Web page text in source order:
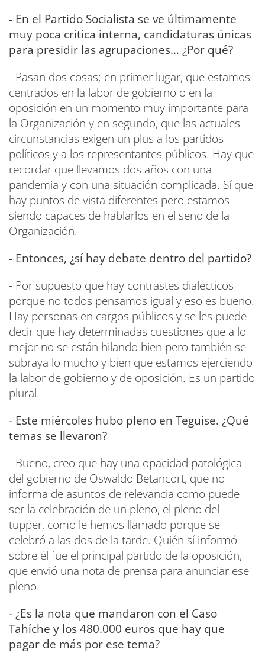
- En el Partido Socialista se ve últimamente
muy poca crítica interna, candidaturas únicas
para presidir las agrupaciones… ¿Por qué?
- Pasan dos cosas; en primer lugar, que estamos
centrados en la labor de gobierno o en la
oposición en un momento muy importante para
la Organización y en segundo, que las actuales
circunstancias exigen un plus a los partidos
políticos y a los representantes públicos. Hay que
recordar que llevamos dos años con una
pandemia y con una situación complicada. Sí que
hay puntos de vista diferentes pero estamos
siendo capaces de hablarlos en el seno de la
Organización.
- Entonces, ¿sí hay debate dentro del partido?
- Por supuesto que hay contrastes dialécticos
porque no todos pensamos igual y eso es bueno.
Hay personas en cargos públicos y se les puede
decir que hay determinadas cuestiones que a lo
mejor no se están hilando bien pero también se
subraya lo mucho y bien que estamos ejerciendo
la labor de gobierno y de oposición. Es un partido
plural.
- Este miércoles hubo pleno en Teguise. ¿Qué
temas se llevaron?
- Bueno, creo que hay una opacidad patológica
del gobierno de Oswaldo Betancort, que no
informa de asuntos de relevancia como puede
ser la celebración de un pleno, el pleno del
tupper, como le hemos llamado porque se
celebró a las dos de la tarde. Quién sí informó
sobre él fue el principal partido de la oposición,
que envió una nota de prensa para anunciar ese
pleno.
- ¿Es la nota que mandaron con el Caso
Tahíche y los 480.000 euros que hay que
pagar de más por ese tema?